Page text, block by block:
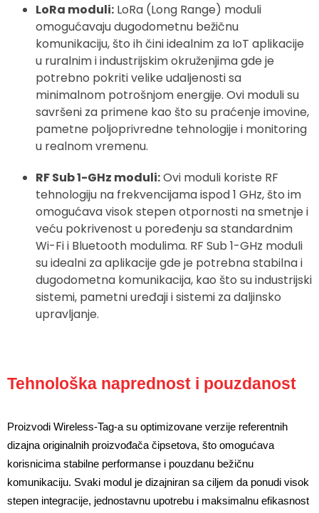
LoRa moduli: LoRa (Long Range) moduli
omogućavaju dugodometnu bežičnu
komunikaciju, što ih čini idealnim za IoT aplikacije
u ruralnim i industrijskim okruženjima gde je
potrebno pokriti velike udaljenosti sa
minimalnom potrošnjom energije. Ovi moduli su
savršeni za primene kao što su praćenje imovine,
pametne poljoprivredne tehnologije i monitoring
u realnom vremenu.
RF Sub 1-GHz moduli:Ovi moduli koriste RF
tehnologiju na frekvencijama ispod 1 GHz, što im
omogućava visok stepen otpornosti na smetnje i
veću pokrivenost u poređenju sa standardnim
Wi-Fi i Bluetooth modulima. RF Sub 1-GHz moduli
su idealni za aplikacije gde je potrebna stabilna i
dugodometna komunikacija, kao što su industrijski
sistemi, pametni uređaji i sistemi za daljinsko
upravljanje.
Tehnološka naprednost i pouzdanost
Proizvodi Wireless-Tag-a su optimizovane verzije referentnih
dizajna originalnih proizvođača čipsetova, što omogućava
korisnicima stabilne performanse i pouzdanu bežičnu
komunikaciju. Svaki modul je dizajniran sa ciljem da ponudi visok
stepen integracije, jednostavnu upotrebu i maksimalnu efikasnost